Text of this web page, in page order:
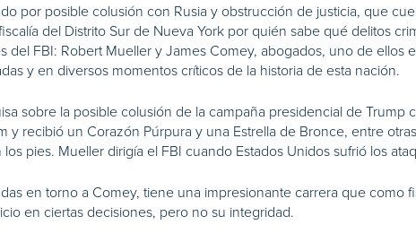
por posible colusión con Rusia y obstrucción de justicia, que
del Distrito Sur de Nueva York por quién sabe qué delitos
del FBI: Robert Mueller y James Comey, abogados, uno de
y en diversos momentos críticos de la historia de esta nación.
sobre la posible colusión de la campaña presidencial de Trump
y recibió un Corazón Púrpura y una Estrella de Bronce, entre
pies. Mueller dirigía el FBI cuando Estados Unidos sufrió los
en torno a Comey, tiene una impresionante carrera que como
en ciertas decisiones, pero no su integridad.